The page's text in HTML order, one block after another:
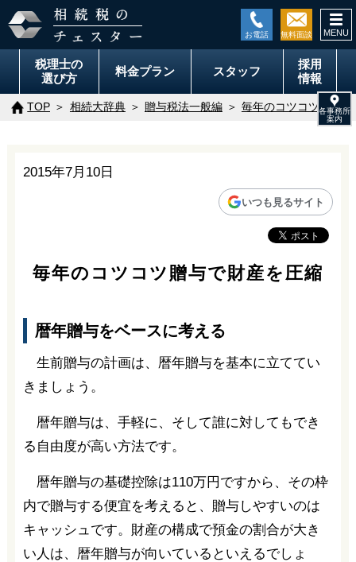
税理士の
選び方
料金プラン スタッフ
採用
情報
TOP 相続大辞典 贈与税法一般編 毎年のコツコツ贈与で
2015年7月10日
いつも見るサイト
毎年のコツコツ贈与で財産を圧縮
暦年贈与をベースに考える
生前贈与の計画は、暦年贈与を基本に立ててい
きましょう。
暦年贈与は、手軽に、そして誰に対してもでき
る自由度が高い方法です。
暦年贈与の基礎控除は110万円ですから、その枠
内で贈与する便宜を考えると、贈与しやすいのは
キャッシュです。財産の構成で預金の割合が大き
い人は、暦年贈与が向いているといえるでしょ